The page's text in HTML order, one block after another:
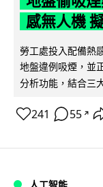
感無人機
勞工處投入配備熱
地盤違例吸煙，並
分析功能，結合三
241 55 ↗